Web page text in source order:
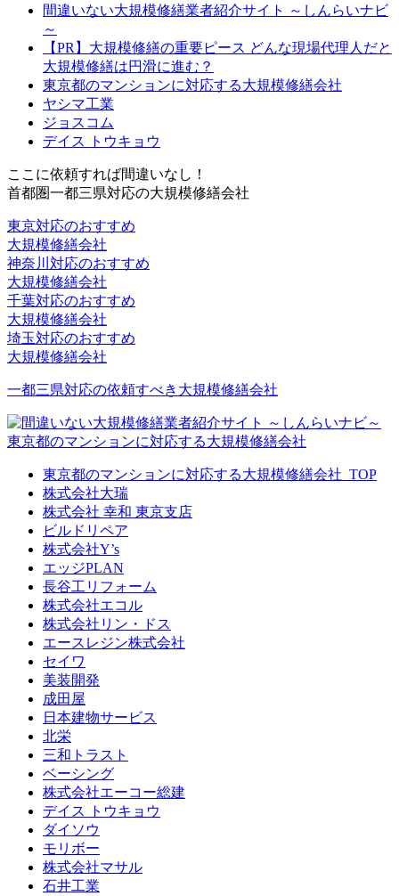
間違いない大規模修繕業者紹介サイト ～しんらいナビ
～
【PR】大規模修繕の重要ピース どんな現場代理人だと
大規模修繕は円滑に進む？
東京都のマンションに対応する大規模修繕会社
ヤシマ工業
ジョスコム
デイス トウキョウ
ここに依頼すれば間違いなし！
首都圏一都三県対応の大規模修繕会社
東京対応のおすすめ
大規模修繕会社
神奈川対応のおすすめ
大規模修繕会社
千葉対応のおすすめ
大規模修繕会社
埼玉対応のおすすめ
大規模修繕会社
一都三県対応の依頼すべき大規模修繕会社
東京都のマンションに対応する大規模修繕会社
東京都のマンションに対応する大規模修繕会社_TOP
株式会社大瑞
株式会社 幸和 東京支店
ビルドリペア
株式会社Y’s
エッジPLAN
長谷工リフォーム
株式会社エコル
株式会社リン・ドス
エースレジン株式会社
セイワ
美装開発
成田屋
日本建物サービス
北栄
三和トラスト
ベーシング
株式会社エーコー総建
デイス トウキョウ
ダイソウ
モリボー
株式会社マサル
石井工業